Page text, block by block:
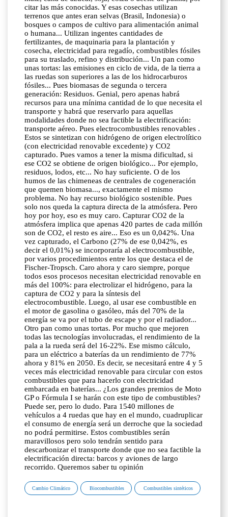
citar las más conocidas. Y esas cosechas utilizan
terrenos que antes eran selvas (Brasil, Indonesia) o
bosques o campos de cultivo para alimentación animal
o humana... Utilizan ingentes cantidades de
fertilizantes, de maquinaria para la plantación y
cosecha, electricidad para regadío, combustibles fósiles
para su traslado, refino y distribución... Un pan como
unas tortas: las emisiones en ciclo de vida, de la tierra a
las ruedas son superiores a las de los hidrocarburos
fósiles... Pues biomasas de segunda o tercera
generación: Residuos. Genial, pero apenas habrá
recursos para una mínima cantidad de lo que necesita el
transporte y habrá que reservarlo para aquellas
modalidades donde no sea factible la electrificación:
transporte aéreo. Pues electrocombustibles renovables .
Estos se sintetizan con hidrógeno de origen electrolítico
(con electricidad renovable excedente) y CO2
capturado. Pues vamos a tener la misma dificultad, si
ese CO2 se obtiene de origen biológico... Por ejemplo,
residuos, lodos, etc... No hay suficiente. O de los
humos de las chimeneas de centrales de cogeneración
que quemen biomasa..., exactamente el mismo
problema. No hay recurso biológico sostenible. Pues
solo nos queda la captura directa de la atmósfera. Pero
hoy por hoy, eso es muy caro. Capturar CO2 de la
atmósfera implica que apenas 420 partes de cada millón
son de CO2, el resto es aire... Eso es un 0,042%. Una
vez capturado, el Carbono (27% de ese 0,042%, es
decir el 0,01%) se incorporaría al electrocombustible,
por varios procedimientos entre los que destaca el de
Fischer-Tropsch. Caro ahora y caro siempre, porque
todos esos procesos necesitan electricidad renovable en
más del 100%: para electrolizar el hidrógeno, para la
captura de CO2 y para la síntesis del
electrocombustible. Luego, al usar ese combustible en
el motor de gasolina o gasóleo, más del 70% de la
energía se va por el tubo de escape y por el radiador...
Otro pan como unas tortas. Por mucho que mejoren
todas las tecnologías involucradas, el rendimiento de la
pala a la rueda será del 16-22%. Ese mismo cálculo,
para un eléctrico a baterías da un rendimiento de 77%
ahora y 81% en 2050. Es decir, se necesitará entre 4 y 5
veces más electricidad renovable para circular con estos
combustibles que para hacerlo con electricidad
embarcada en baterías... ¿Los grandes premios de Moto
GP o Fórmula I se harán con este tipo de combustibles?
Puede ser, pero lo dudo. Para 1540 millones de
vehículos a 4 ruedas que hay en el mundo, cuadruplicar
el consumo de energía será un derroche que la sociedad
no podrá permitirse. Estos combustibles serán
maravillosos pero solo tendrán sentido para
descarbonizar el transporte donde que no sea factible la
electrificación directa: barcos y aviones de largo
recorrido. Queremos saber tu opinión
Cambio Climático Biocombustibles Combustibles sintéticos